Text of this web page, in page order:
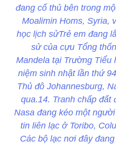
đang cố thủ bên trong
Moalimin Homs, Syria,
học lịch sửTrẻ em đang
sử của cựu Tổng
Mandela tại Trường Tiểu
niệm sinh nhật lần thứ
Thủ đô Johannesburg,
qua.14. Tranh chấp đất
Nasa đang kéo một
tin liên lạc ở Toribo,
Các bộ lạc nơi đây